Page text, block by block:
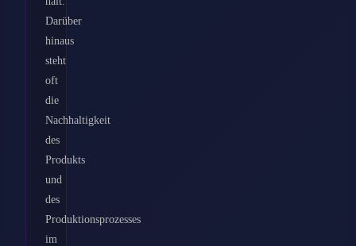
Darüber
hinaus
steht
oft
die
Nachhaltigkeit
des
Produkts
und
des
Produktionsprozesses
im